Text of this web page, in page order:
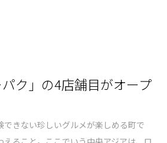
ク」の4店舗目がオープ
きない珍しいグルメが楽しめる町で